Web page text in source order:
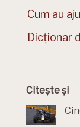
Cum au
Dicționar
Citește și